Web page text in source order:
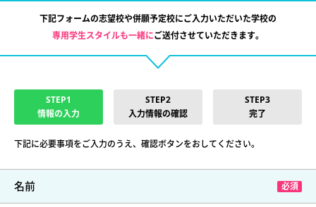
下記フォームの志望校や併願予定校にご入力いただいた学校の
専用学生スタイルも一緒にご送付させていただきます。
STEP1
情報の入力
STEP2
入力情報の確認
STEP3
完了
下記に必要事項をご入力のうえ、確認ボタンをおしてください。
名前